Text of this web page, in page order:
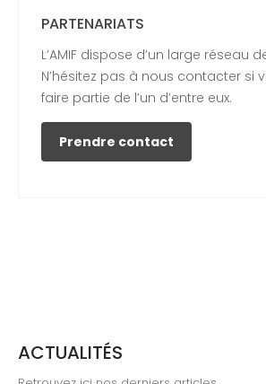
PARTENARIATS
L’AMIF dispose d’un large réseau
N’hésitez pas à nous contacter si
faire partie de l’un d’entre eux.
Prendre contact
ACTUALITÉS